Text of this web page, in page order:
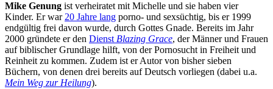
Mike Genung ist verheiratet mit Michelle und sie haben vier
Kinder. Er war20 Jahre lang porno- und sexsüchtig, bis er 1999
endgültig frei davon wurde, durch Gottes Gnade. Bereits im Jahr
2000 gründete er den DienstBlazing Grace, der Männer und Frauen
auf biblischer Grundlage hilft, von der Pornosucht in Freiheit und
Reinheit zu kommen. Zudem ist er Autor von bisher sieben
Büchern, von denen drei bereits auf Deutsch vorliegen (dabei u.a.
Mein Weg zur Heilung).